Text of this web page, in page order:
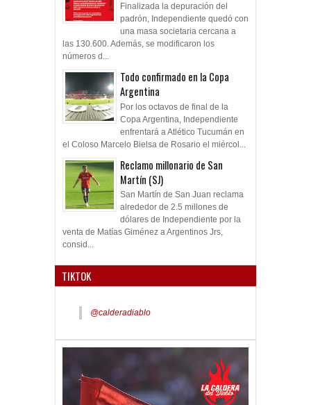
Finalizada la depuración del
padrón, Independiente quedó con
una masa societaria cercana a
las 130.600. Además, se modificaron los
números d...
Todo confirmado en la Copa
Argentina
Por los octavos de final de la
Copa Argentina, Independiente
enfrentará a Atlético Tucumán en
el Coloso Marcelo Bielsa de Rosario el miércol...
Reclamo millonario de San
Martín (SJ)
San Martín de San Juan reclama
alrededor de 2.5 millones de
dólares de Independiente por la
venta de Matías Giménez a Argentinos Jrs,
consid...
TIKTOK
@calderadiablo